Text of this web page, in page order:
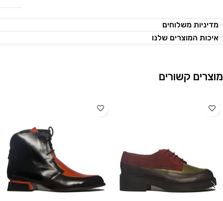
מדיניות משלוחים
איכות המוצרים שלנו
מוצרים קשורים